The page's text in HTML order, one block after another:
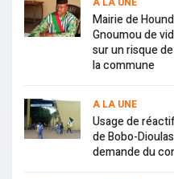
Mairie de
Gnoumou de
sur un risque
la commune
A LA UNE
Usage de
de Bobo-
demande du